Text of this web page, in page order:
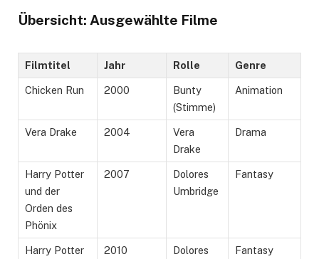
Übersicht: Ausgewählte Filme
Filmtitel Jahr Rolle Genre
Chicken Run 2000
Bunty
(Stimme)
Animation
Vera Drake 2004
Vera
Drake
Drama
Harry Potter
und der
Orden des
Phönix
2007
Dolores
Umbridge
Fantasy
Harry Potter
2010
Dolores
Fantasy